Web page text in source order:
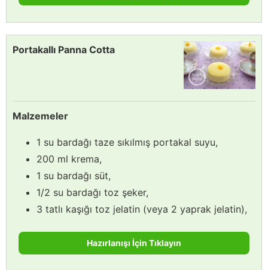
Portakallı Panna Cotta
Malzemeler
1 su bardağı taze sıkılmış portakal suyu,
200 ml krema,
1 su bardağı süt,
1/2 su bardağı toz şeker,
3 tatlı kaşığı toz jelatin (veya 2 yaprak jelatin),
Hazırlanışı İçin Tıklayın